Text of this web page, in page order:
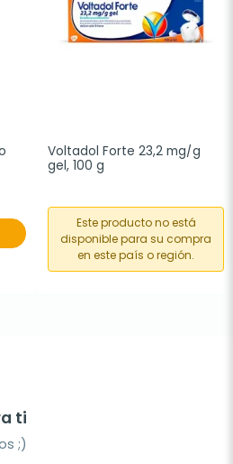
Voltadol Forte 23,2 mg/g
gel, 100 g
Este producto no está
disponible para su compra
en este país o región.
ti
;)